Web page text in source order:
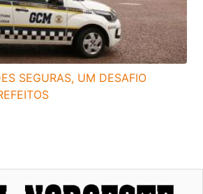
SEGURAS, UM DESAFIO